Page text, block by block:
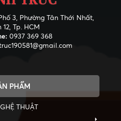
3, Phường Tân Thới Nhất,
Tp. HCM
0937 369 368
PHẨM
THUẬT